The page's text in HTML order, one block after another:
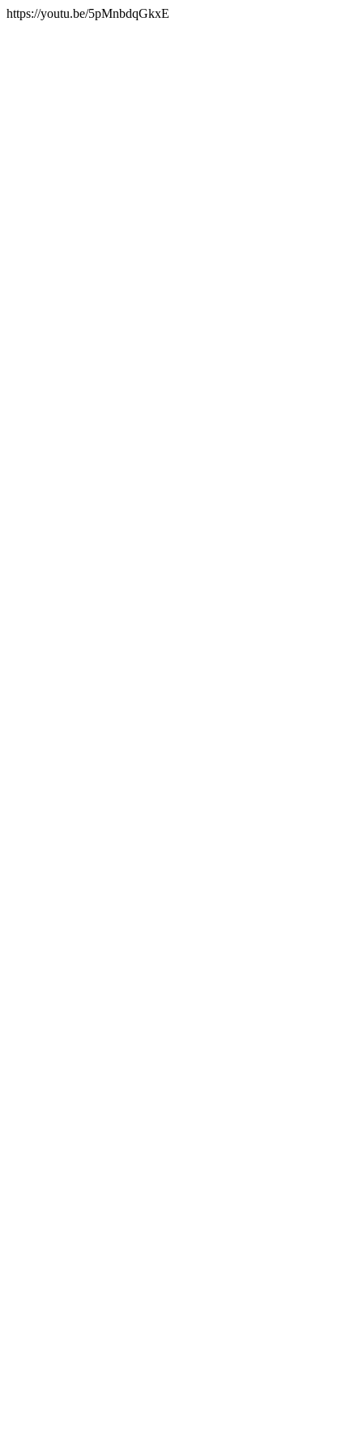
https://youtu.be/5pMnbdqGkxE